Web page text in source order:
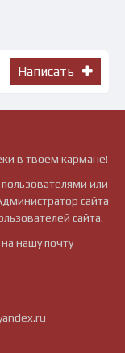
Написать
в твоем кармане!
или
сайта
сайта.
нашу почту